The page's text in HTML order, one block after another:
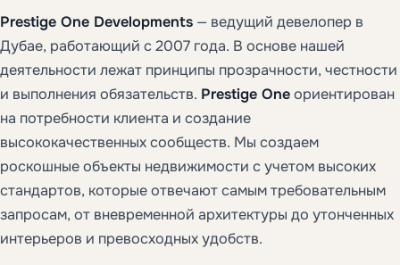
Prestige One Developments — ведущий девелопер в
Дубае, работающий с 2007 года. В основе нашей
деятельности лежат принципы прозрачности, честности
и выполнения обязательств. Prestige Oneориентирован
на потребности клиента и создание
высококачественных сообществ. Мы создаем
роскошные объекты недвижимости с учетом высоких
стандартов, которые отвечают самым требовательным
запросам, от вневременной архитектуры до утонченных
интерьеров и превосходных удобств.